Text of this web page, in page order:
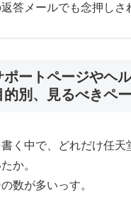
返答メールでも念押しさ
ポートページやヘ
別、見るべきペー
く中で、どれだけ任天
か。
数が多いっす。